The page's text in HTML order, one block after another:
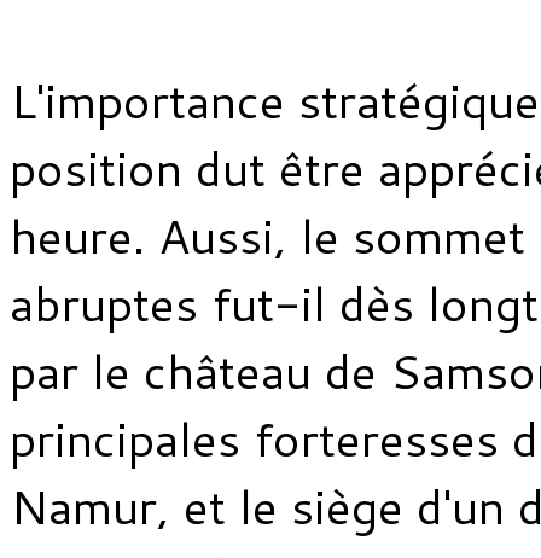
L'importance
position dut être
heure. Aussi, le
abruptes fut-il dès
par le château de
principales forteresses
Namur, et le siège d'un